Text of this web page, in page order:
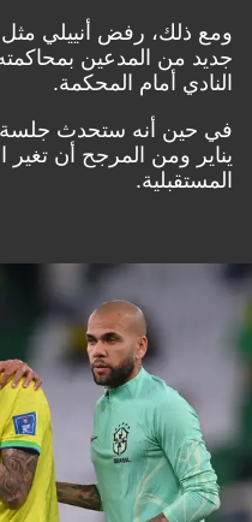
ومع ذلك، رفض أنييلي
جديد من المدعين
النادي أمام المحكمة.
يناير ومن المرجح أن تغير
المستقبلية.